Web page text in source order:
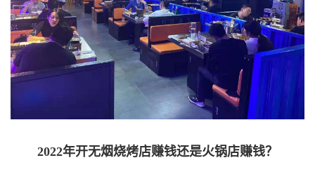
2022年开无烟烧烤店赚钱还是火锅店赚钱？